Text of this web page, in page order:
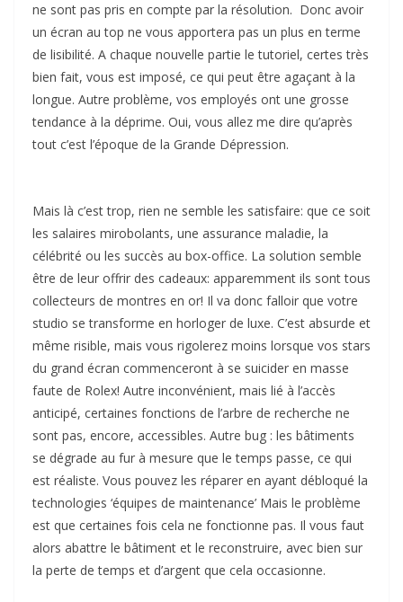
ne sont pas pris en compte par la résolution. Donc avoir
un écran au top ne vous apportera pas un plus en terme
de lisibilité. A chaque nouvelle partie le tutoriel, certes très
bien fait, vous est imposé, ce qui peut être agaçant à la
longue. Autre problème, vos employés ont une grosse
tendance à la déprime. Oui, vous allez me dire qu’après
tout c’est l’époque de la Grande Dépression.
Mais là c’est trop, rien ne semble les satisfaire: que ce soit
les salaires mirobolants, une assurance maladie, la
célébrité ou les succès au box-office. La solution semble
être de leur offrir des cadeaux: apparemment ils sont tous
collecteurs de montres en or! Il va donc falloir que votre
studio se transforme en horloger de luxe. C’est absurde et
même risible, mais vous rigolerez moins lorsque vos stars
du grand écran commenceront à se suicider en masse
faute de Rolex! Autre inconvénient, mais lié à l’accès
anticipé, certaines fonctions de l’arbre de recherche ne
sont pas, encore, accessibles. Autre bug : les bâtiments
se dégrade au fur à mesure que le temps passe, ce qui
est réaliste. Vous pouvez les réparer en ayant débloqué la
technologies ‘équipes de maintenance’ Mais le problème
est que certaines fois cela ne fonctionne pas. Il vous faut
alors abattre le bâtiment et le reconstruire, avec bien sur
la perte de temps et d’argent que cela occasionne.